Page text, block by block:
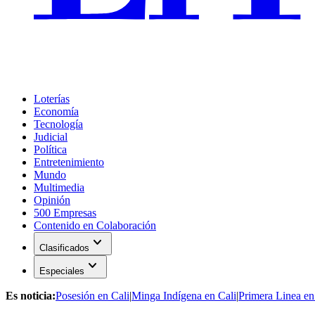
Loterías
Economía
Tecnología
Judicial
Política
Entretenimiento
Mundo
Multimedia
Opinión
500 Empresas
Contenido en Colaboración
Clasificados expand_more
Especiales expand_more
Es noticia:Posesión en Cali|Minga Indígena en Cali|Primera Linea